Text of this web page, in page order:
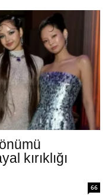
kırıklığı
66